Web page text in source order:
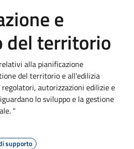
e
del territorio
alla pianificazione
del territorio e all'edilizia
autorizzazioni edilizie e
lo sviluppo e la gestione
"
supporto